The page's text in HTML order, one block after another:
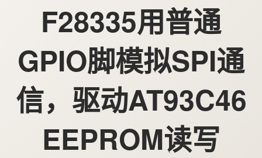
F28335用普通
GPIO脚模拟SPI通
信，驱动AT93C46
EEPROM读写